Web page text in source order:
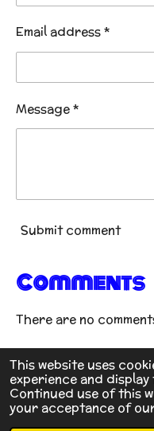
This website uses
experience and
Continued use of this
your acceptance of
Email address *
Message *
Submit comment
Comments
There are no
© 2022 - 2026 TKD